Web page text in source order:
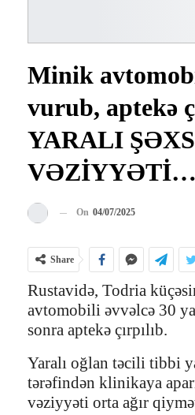
Minik
vurub, aptekə
YARALI
VƏZİYYƏTİ…
On 04/07/2025
Share
Rustavidə, Todria
avtomobili əvvəlcə 30
sonra aptekə çırpılıb.
Yaralı oğlan təcili tibbi
tərəfindən klinikaya
vəziyyəti orta ağır